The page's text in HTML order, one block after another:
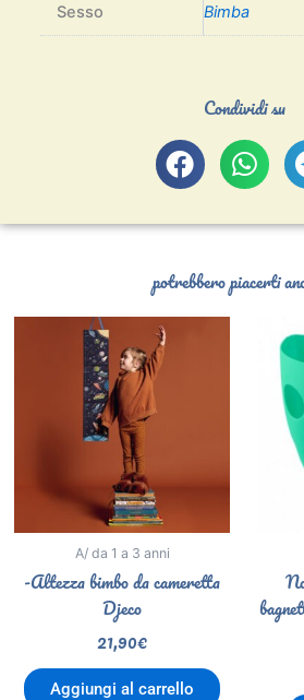
Sesso Bimba
Condividi su
potrebbero piacerti
A/ da 1 a 3 anni
-Altezza bimbo da cameretta
Djeco
21,90€
Aggiungi al carrello